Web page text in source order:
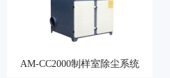
AM-CC2000制样室除尘系统